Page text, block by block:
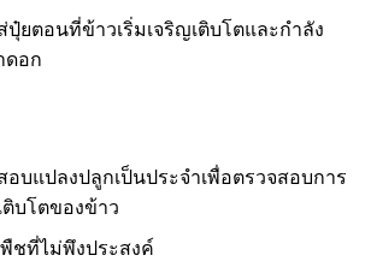
ปุ๋ยตอนที่ข้าวเริ่มเจริญเติบโตและกำลัง
อก
อบแปลงปลูกเป็นประจำเพื่อตรวจสอบการ
ติบโตของข้าว
ชที่ไม่พึงประสงค์